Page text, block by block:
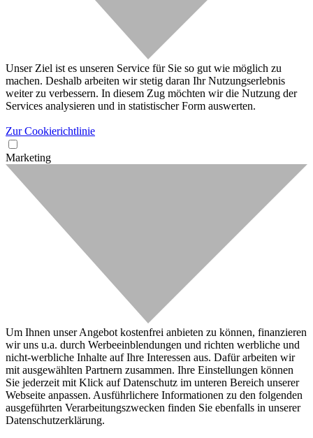
Unser Ziel ist es unseren Service für Sie so gut wie möglich zu
machen. Deshalb arbeiten wir stetig daran Ihr Nutzungserlebnis
weiter zu verbessern. In diesem Zug möchten wir die Nutzung der
Services analysieren und in statistischer Form auswerten.
Zur Cookierichtlinie
Marketing
Um Ihnen unser Angebot kostenfrei anbieten zu können, finanzieren
wir uns u.a. durch Werbeeinblendungen und richten werbliche und
nicht-werbliche Inhalte auf Ihre Interessen aus. Dafür arbeiten wir
mit ausgewählten Partnern zusammen. Ihre Einstellungen können
Sie jederzeit mit Klick auf Datenschutz im unteren Bereich unserer
Webseite anpassen. Ausführlichere Informationen zu den folgenden
ausgeführten Verarbeitungszwecken finden Sie ebenfalls in unserer
Datenschutzerklärung.